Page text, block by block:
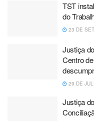
TST
do
23 DE
Justiça
Centro
29 DE
Justiça